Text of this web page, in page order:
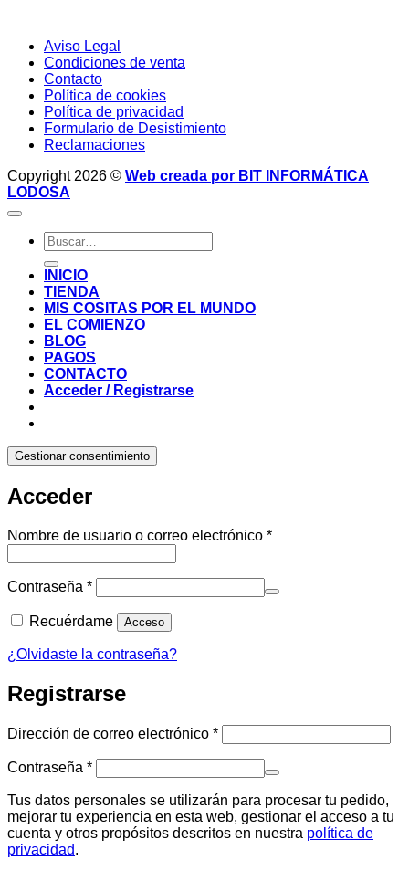
Aviso Legal
Condiciones de venta
Contacto
Política de cookies
Política de privacidad
Formulario de Desistimiento
Reclamaciones
Copyright 2026 © Web creada por BIT INFORMÁTICA
LODOSA
Buscar
por:
INICIO
TIENDA
MIS COSITAS POR EL MUNDO
EL COMIENZO
BLOG
PAGOS
CONTACTO
Acceder / Registrarse
Gestionar consentimiento
Acceder
Nombre de usuario o correo electrónico *Obligatorio
Contraseña *Obligatorio
Recuérdame Acceso
¿Olvidaste la contraseña?
Registrarse
Dirección de correo electrónico *Obligatorio
Contraseña *Obligatorio
Tus datos personales se utilizarán para procesar tu pedido,
mejorar tu experiencia en esta web, gestionar el acceso a tu
cuenta y otros propósitos descritos en nuestra política de
privacidad.